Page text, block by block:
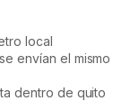
local
envían el mismo
dentro de quito